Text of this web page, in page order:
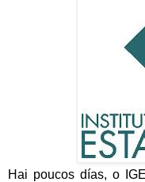
Hai poucos días, o